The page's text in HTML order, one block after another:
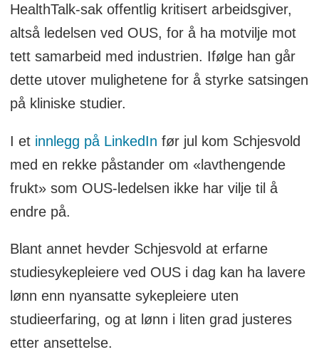
HealthTalk-sak offentlig kritisert arbeidsgiver,
altså ledelsen ved OUS, for å ha motvilje mot
tett samarbeid med industrien. Ifølge han går
dette utover mulighetene for å styrke satsingen
på kliniske studier.
I et innlegg på LinkedIn før jul kom Schjesvold
med en rekke påstander om «lavthengende
frukt» som OUS-ledelsen ikke har vilje til å
endre på.
Blant annet hevder Schjesvold at erfarne
studiesykepleiere ved OUS i dag kan ha lavere
lønn enn nyansatte sykepleiere uten
studieerfaring, og at lønn i liten grad justeres
etter ansettelse.